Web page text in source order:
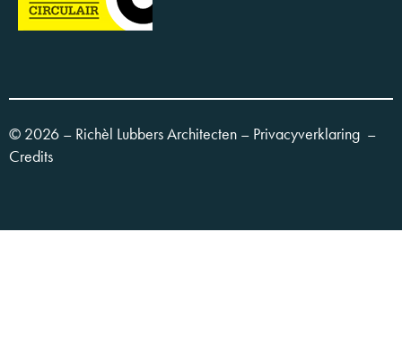
© 2026 – Richèl Lubbers Architecten – Privacyverklaring –
Credits